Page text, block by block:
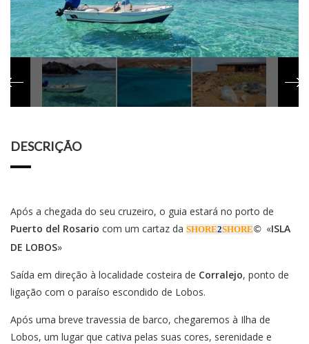
DESCRIÇÃO
Após a chegada do seu cruzeiro, o guia estará no porto de
Puerto del Rosario com um cartaz da SHORE2SHORE© «ISLA
DE LOBOS»
Saída em direção à localidade costeira de Corralejo, ponto de
ligação com o paraíso escondido de Lobos.
Após uma breve travessia de barco, chegaremos à Ilha de
Lobos, um lugar que cativa pelas suas cores, serenidade e